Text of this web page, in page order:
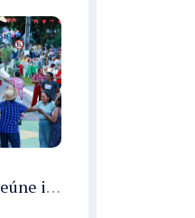
Arraiá Doutor Thomas reúne idosos, familiares e comunidade em celebração junina em Manaus